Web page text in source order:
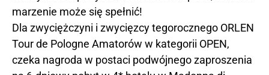
marzenie może się spełnić!
Dla zwyciężczyni i zwycięzcy tegorocznego ORLEN
Tour de Pologne Amatorów w kategorii OPEN,
czeka nagroda w postaci podwójnego zaproszenia